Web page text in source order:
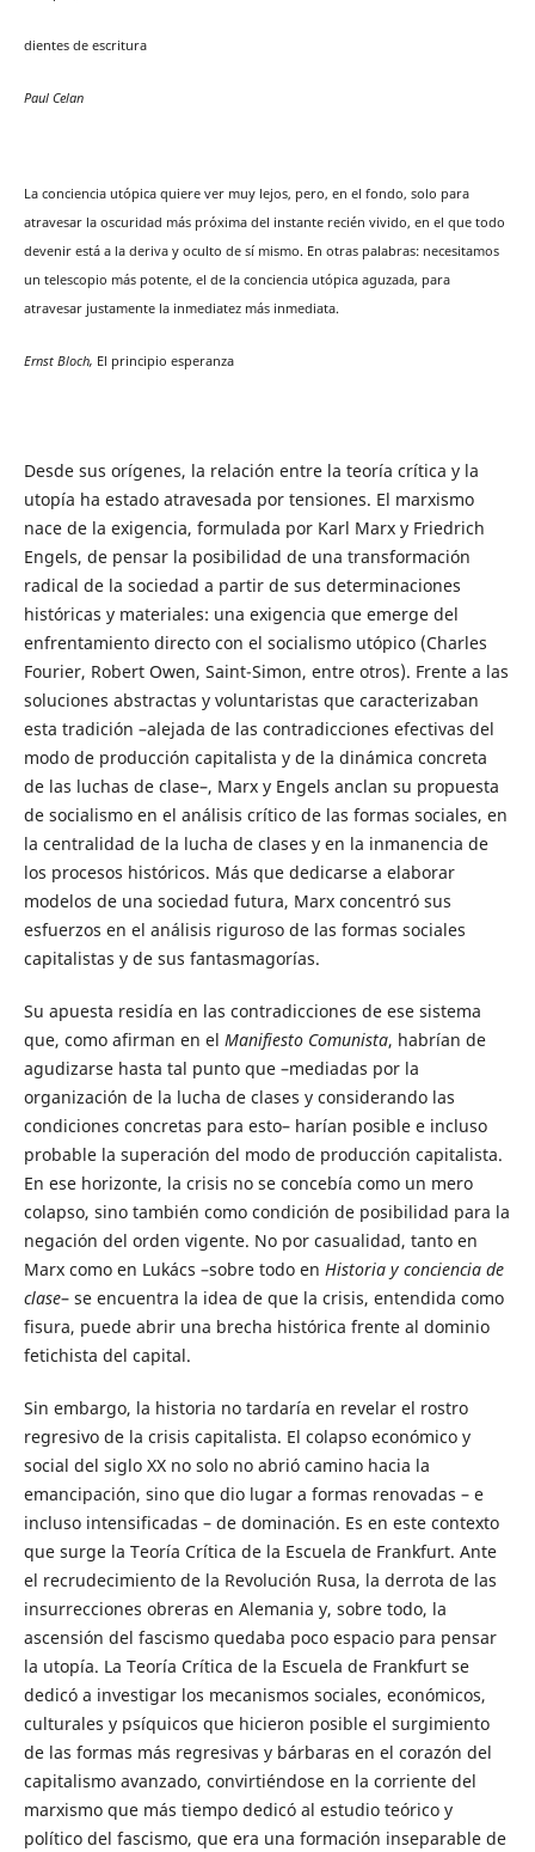
dientes de escritura
Paul Celan
La conciencia utópica quiere ver muy lejos, pero, en el fondo, solo para
atravesar la oscuridad más próxima del instante recién vivido, en el que todo
devenir está a la deriva y oculto de sí mismo. En otras palabras: necesitamos
un telescopio más potente, el de la conciencia utópica aguzada, para
atravesar justamente la inmediatez más inmediata.
Ernst Bloch, El principio esperanza
Desde sus orígenes, la relación entre la teoría crítica y la
utopía ha estado atravesada por tensiones. El marxismo
nace de la exigencia, formulada por Karl Marx y Friedrich
Engels, de pensar la posibilidad de una transformación
radical de la sociedad a partir de sus determinaciones
históricas y materiales: una exigencia que emerge del
enfrentamiento directo con el socialismo utópico (Charles
Fourier, Robert Owen, Saint-Simon, entre otros). Frente a las
soluciones abstractas y voluntaristas que caracterizaban
esta tradición –alejada de las contradicciones efectivas del
modo de producción capitalista y de la dinámica concreta
de las luchas de clase–, Marx y Engels anclan su propuesta
de socialismo en el análisis crítico de las formas sociales, en
la centralidad de la lucha de clases y en la inmanencia de
los procesos históricos. Más que dedicarse a elaborar
modelos de una sociedad futura, Marx concentró sus
esfuerzos en el análisis riguroso de las formas sociales
capitalistas y de sus fantasmagorías.
Su apuesta residía en las contradicciones de ese sistema
que, como afirman en el Manifiesto Comunista, habrían de
agudizarse hasta tal punto que –mediadas por la
organización de la lucha de clases y considerando las
condiciones concretas para esto– harían posible e incluso
probable la superación del modo de producción capitalista.
En ese horizonte, la crisis no se concebía como un mero
colapso, sino también como condición de posibilidad para la
negación del orden vigente. No por casualidad, tanto en
Marx como en Lukács –sobre todo en Historia y conciencia de
clase– se encuentra la idea de que la crisis, entendida como
fisura, puede abrir una brecha histórica frente al dominio
fetichista del capital.
Sin embargo, la historia no tardaría en revelar el rostro
regresivo de la crisis capitalista. El colapso económico y
social del siglo XX no solo no abrió camino hacia la
emancipación, sino que dio lugar a formas renovadas – e
incluso intensificadas – de dominación. Es en este contexto
que surge la Teoría Crítica de la Escuela de Frankfurt. Ante
el recrudecimiento de la Revolución Rusa, la derrota de las
insurrecciones obreras en Alemania y, sobre todo, la
ascensión del fascismo quedaba poco espacio para pensar
la utopía. La Teoría Crítica de la Escuela de Frankfurt se
dedicó a investigar los mecanismos sociales, económicos,
culturales y psíquicos que hicieron posible el surgimiento
de las formas más regresivas y bárbaras en el corazón del
capitalismo avanzado, convirtiéndose en la corriente del
marxismo que más tiempo dedicó al estudio teórico y
político del fascismo, que era una formación inseparable de